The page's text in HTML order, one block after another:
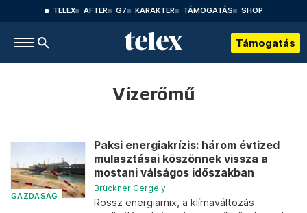
TELEX AFTER G7 KARAKTER TÁMOGATÁS SHOP
Támogatás
Vízerőmű
GAZDASÁG
Paksi energiakrízis: három évtized
mulasztásai köszönnek vissza a
mostani válságos időszakban
Brückner Gergely
Rossz energiamix, a klímaváltozás